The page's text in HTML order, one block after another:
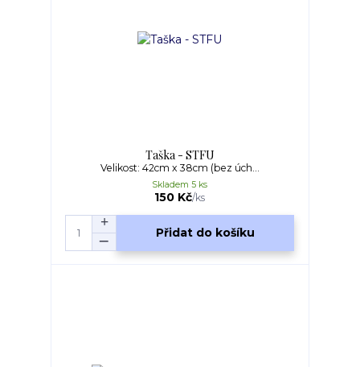
Taška - STFU
Velikost: 42cm x 38cm (bez úch...
150 Kč/ks
Skladem 5 ks
Přidat do košíku